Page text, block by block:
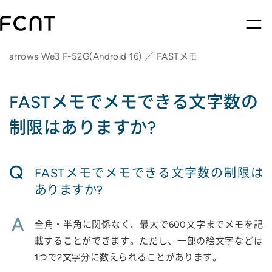
arrows We3 F-52G(Android 16) ／ FASTメモ
FASTメモでメモできる文字数の
制限はありますか?
Q
FASTメモでメモできる文字数の制限は
ありますか?
A
全角・半角に関係なく、最大で600文字までメモを記
載することができます。ただし、一部の絵文字などは
1つで2文字分に数えられることがあります。